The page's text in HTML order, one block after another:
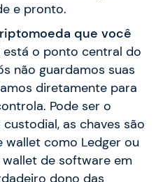
e pronto.
que você
o ponto central do
não guardamos suas
diretamente para
Pode ser o
as chaves são
wallet como Ledger ou
wallet de software em
dono das